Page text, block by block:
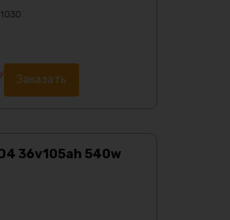
1030
Заказать
36v105ah 540w